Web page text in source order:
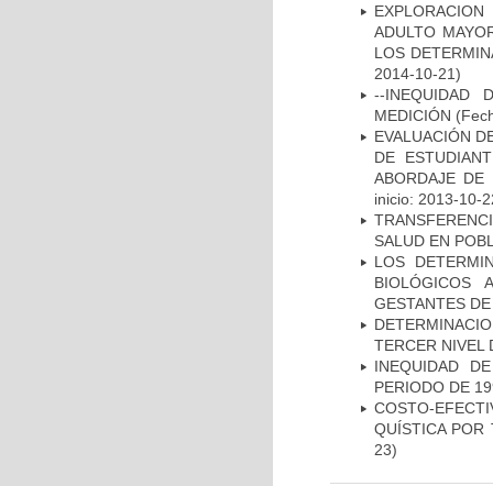
ADULTO
LOS
2014-10-21)
--INEQUIDAD
MEDICIÓN
EVALUACIÓN
DE
ABORDAJE
inicio: 2013-10-
SALUD EN
LOS
BIOLÓGICOS
GESTANTES
TERCER NIVEL
INEQUIDAD
PERIODO DE
COSTO-
QUÍSTICA POR
23)